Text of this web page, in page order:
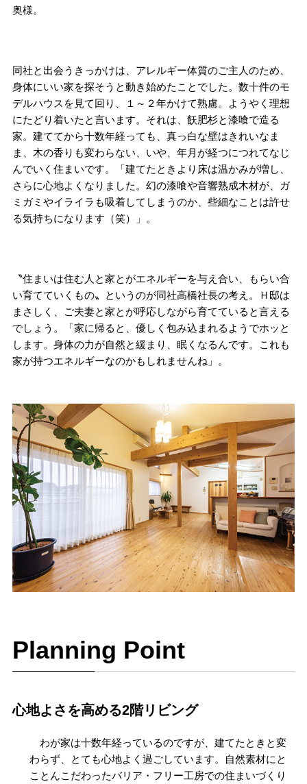
奥様。
同社と出会うきっかけは、アレルギー体質のご主人のため、
身体にいい家を探そうと動き始めたことでした。数十件のモ
デルハウスを見て回り、１～２年かけて熟慮。ようやく理想
にたどり着いたと言います。それは、飫肥杉と漆喰で造る
家。建ててから十数年経っても、真っ白な壁はきれいなま
ま、木の香りも変わらない、いや、年月が経つにつれてなじ
んでいく住まいです。「建てたときより床は温かみが増し、
さらに心地よくなりました。幻の漆喰や音響熟成木材が、ガ
ミガミやイライラも吸着してしまうのか、些細なことは許せ
る気持ちになります（笑）」。
〝住まいは住む人と家とがエネルギーを与え合い、もらい合
い育てていくもの〟というのが同社高橋社長の考え。Ｈ邸は
まさしく、ご夫妻と家とが呼応しながら育てていると言える
でしょう。「家に帰ると、優しく包み込まれるようでホッと
します。身体の力が自然と緩まり、眠くなるんです。これも
家が持つエネルギーなのかもしれませんね」。
Planning Point
心地よさを高める2階リビング
わが家は十数年経っているのですが、建てたときと変
わらず、とても心地よく過ごしています。自然素材にと
ことんこだわったバリア・フリー工房での住まいづくり